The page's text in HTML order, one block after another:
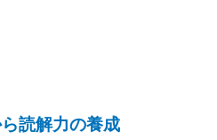
読解力の養成